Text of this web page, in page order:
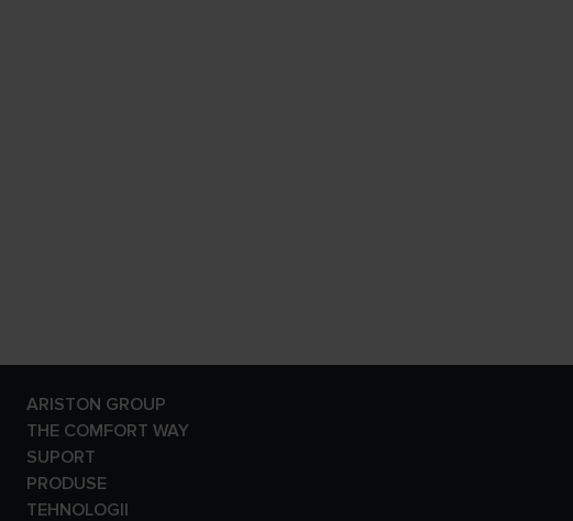
ARISTON GROUP
Despre Noi
Grupul
Carieră
THE COMFORT WAY
Locuință
Noutăți
Sfaturi Si Recomandări
SUPORT
Garantia produsului
Promoții
PRODUSE
Centrale Termice
TEHNOLOGII